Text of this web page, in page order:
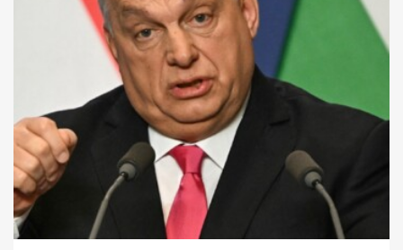
Iráni rakétacsapás érte Dubaj
legdrágább negyedét, a The...